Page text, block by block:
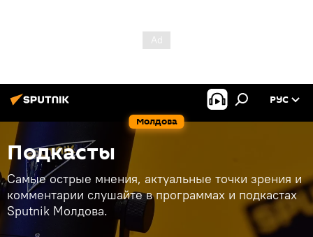
Молдова
РУС
Подкасты
Самые острые мнения, актуальные точки зрения и
комментарии слушайте в программах и подкастах
Sputnik Молдова.